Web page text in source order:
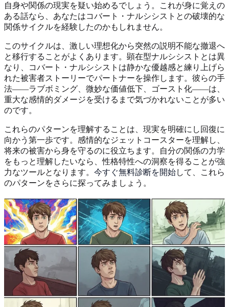
自身や関係の現実を疑い始めるでしょう。これが身に覚えの
ある話なら、あなたはコバート・ナルシシストとの破壊的な
関係サイクルを経験したのかもしれません。
このサイクルは、激しい理想化から突然の説明不能な撤退へ
と移行することがよくあります。顕在型ナルシシストとは異
なり、コバート・ナルシシストは静かな優越感と練り上げら
れた被害者ストーリーでパートナーを操作します。彼らの手
法——ラブボミング、微妙な価値低下、ゴースト化——は、
重大な感情的ダメージを受けるまで気づかれないことが多い
のです。
これらのパターンを理解することは、現実を明確にし回復に
向かう第一歩です。感情的なジェットコースターを理解し、
将来の被害から身を守るのに役立ちます。自分の関係の力学
をもっと理解したいなら、性格特性への洞察を得ることが強
力なツールとなります。 今すぐ無料診断を開始して、これら
のパターンをさらに探ってみましょう。